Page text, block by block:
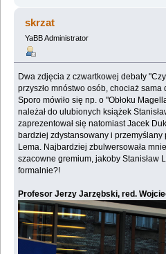
skrzat
YaBB Administrator
Dwa zdjęcia z czwartkowej debaty
przyszło mnóstwo osób, chociaż
Sporo mówiło się np. o "Obłoku
należał do ulubionych książek
zaprezentował się natomiast Jacek
bardziej zdystansowany i
Lema. Najbardziej zbulwersowała
szacowne gremium, jakoby Stanisław
formalnie?!
Profesor Jerzy Jarzębski, red.